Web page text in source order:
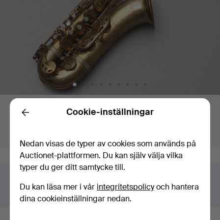
Budgivning
Högsta bud: Slutar om:
Gör en kostnadsfri värdering!
Back Cookie-inställningar
Nedan visas de typer av cookies som används på
Auctionet-plattformen. Du kan själv välja vilka
typer du ger ditt samtycke till.
Du kan läsa mer i vår integritetspolicyoch hantera
dina cookieinställningar nedan.